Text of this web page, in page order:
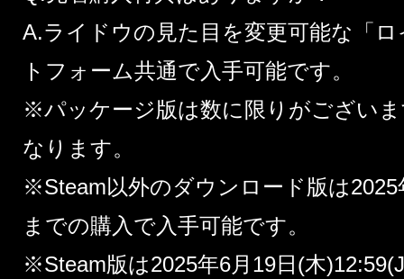
A.ライドウの見た目を変更可能な「
トフォーム共通で入手可能です。
※パッケージ版は数に限りがござい
なります。
※Steam以外のダウンロード版は2025
までの購入で入手可能です。
※Steam版は2025年6月19日(木